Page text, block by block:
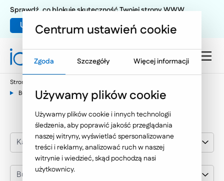
Umów warsztat UX
Sprawdź, co blokuje skuteczność Twojej strony WWW
Strona główna
Budownictwo
Kategoria realizacji
Budownictwo
Centrum ustawień cookie
Zgoda Szczegóły Więcej informacji
Używamy plików cookie
Używamy plików cookie i innych technologii
śledzenia, aby poprawić jakość przeglądania
naszej witryny, wyświetlać spersonalizowane
treści i reklamy, analizować ruch w naszej
witrynie i wiedzieć, skąd pochodzą nasi
użytkownicy.